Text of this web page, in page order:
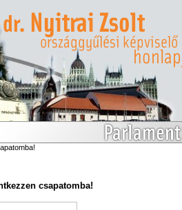
csapatomba!